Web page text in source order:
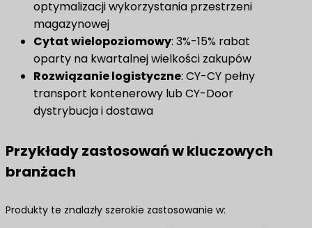
optymalizacji wykorzystania przestrzeni
magazynowej
​Cytat wielopoziomowy​: 3%-15% rabat
oparty na kwartalnej wielkości zakupów
Rozwiązanie logistyczne​: CY-CY pełny
transport kontenerowy lub CY-Door
dystrybucja i dostawa
Przykłady zastosowań w kluczowych
branżach
Produkty te znalazły szerokie zastosowanie w: